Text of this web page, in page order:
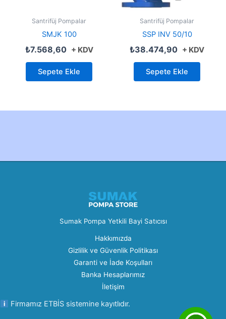
Santrifüj Pompalar
SMJK 100
₺7.568,60 + KDV
Sepete Ekle
Santrifüj Pompalar
SSP INV 50/10
₺38.474,90 + KDV
Sepete Ekle
Sumak Pompa Yetkili Bayi Satıcısı
Hakkımızda
Gizlilik ve Güvenlik Politikası
Garanti ve İade Koşulları
Banka Hesaplarımız
İletişim
Firmamız ETBİS sistemine kayıtlıdır.